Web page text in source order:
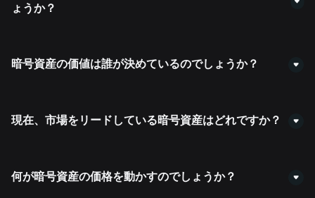
ょうか？
合、市場動向やセンチメントを見たり、テクニカルチャートや指
成長傾向を分析するモデルを採用しています。これらの予測は将
暗号資産の価値は誰が決めているのでしょうか？
の外部要因によって決定されます。
現在、市場をリードしている暗号資産はどれですか？
2.Ethereum (ETH)
何が暗号資産の価格を動かすのでしょうか？